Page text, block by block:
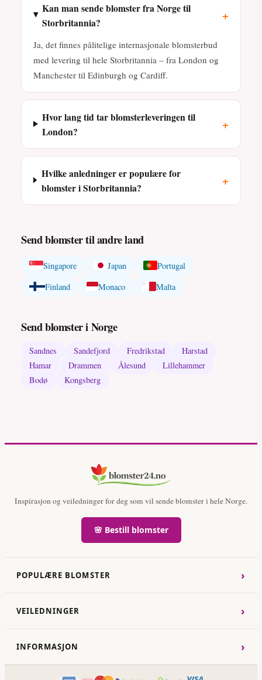
Kan man sende blomster fra Norge til
Storbritannia?
+
Ja, det finnes pålitelige internasjonale blomsterbud
med levering til hele Storbritannia – fra London og
Manchester til Edinburgh og Cardiff.
Hvor lang tid tar blomsterleveringen til
London?
+
Hvilke anledninger er populære for
blomster i Storbritannia?
+
Send blomster til andre land
Singapore Japan
Portugal
Finland
Monaco Malta
Send blomster i Norge
Sandnes Sandefjord Fredrikstad
Harstad
Hamar
Drammen Ålesund
Lillehammer
Bodø
Kongsberg
Inspirasjon og veiledninger for deg som vil sende blomster i hele Norge.
🌸 Bestill blomster
POPULÆRE BLOMSTER ›
VEILEDNINGER ›
INFORMASJON ›